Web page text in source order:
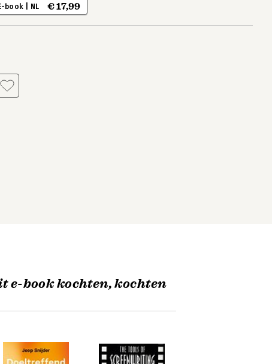
book | NL € 17,99
e-book kochten, kochten